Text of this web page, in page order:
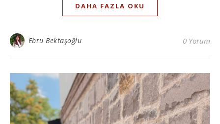
DAHA FAZLA OKU
Ebru Bektaşoğlu 0 Yorum